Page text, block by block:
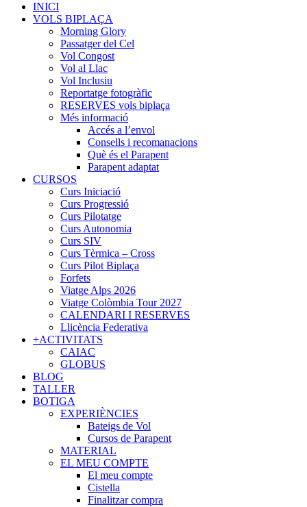
INICI
VOLS BIPLAÇA
Morning Glory
Passatger del Cel
Vol Congost
Vol al Llac
Vol Inclusiu
Reportatge fotogràfic
RESERVES vols biplaça
Més informació
Accés a l’envol
Consells i recomanacions
Què és el Parapent
Parapent adaptat
CURSOS
Curs Iniciació
Curs Progressió
Curs Pilotatge
Curs Autonomia
Curs SIV
Curs Tèrmica – Cross
Curs Pilot Biplaça
Forfets
Viatge Alps 2026
Viatge Colòmbia Tour 2027
CALENDARI I RESERVES
Llicència Federativa
+ACTIVITATS
CAIAC
GLOBUS
BLOG
TALLER
BOTIGA
EXPERIÈNCIES
Bateigs de Vol
Cursos de Parapent
MATERIAL
EL MEU COMPTE
El meu compte
Cistella
Finalitzar compra